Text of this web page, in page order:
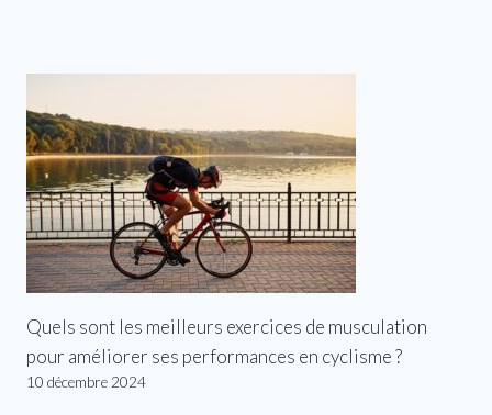
Quels sont les meilleurs exercices de musculation
pour améliorer ses performances en cyclisme ?
10 décembre 2024